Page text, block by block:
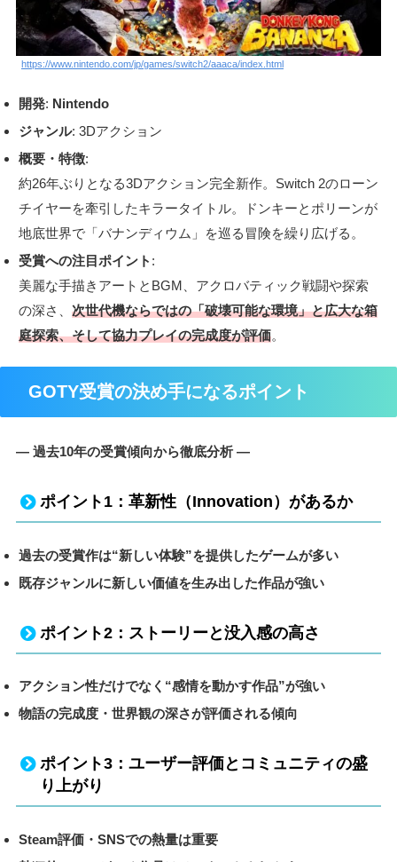
https://www.nintendo.com/jp/games/switch2/aaaca/index.html
開発: Nintendo
ジャンル: 3Dアクション
概要・特徴:
約26年ぶりとなる3Dアクション完全新作。Switch 2のローン
チイヤーを牽引したキラータイトル。ドンキーとポリーンが
地底世界で「バナンディウム」を巡る冒険を繰り広げる。
受賞への注目ポイント :
美麗な手描きアートとBGM、アクロバティック戦闘や探索
の深さ、 次世代機ならではの「破壊可能な環境」と広大な箱
庭探索、そして協力プレイの完成度が評価。
GOTY受賞の決め手になるポイント
― 過去10年の受賞傾向から徹底分析 ―
ポイント1：革新性（Innovation）があるか
過去の受賞作は“新しい体験”を提供したゲームが多い
既存ジャンルに新しい価値を生み出した作品が強い
ポイント2：ストーリーと没入感の高さ
アクション性だけでなく“感情を動かす作品”が強い
物語の完成度・世界観の深さが評価される傾向
ポイント3：ユーザー評価とコミュニティの盛
り上がり
Steam評価・SNSでの熱量は重要